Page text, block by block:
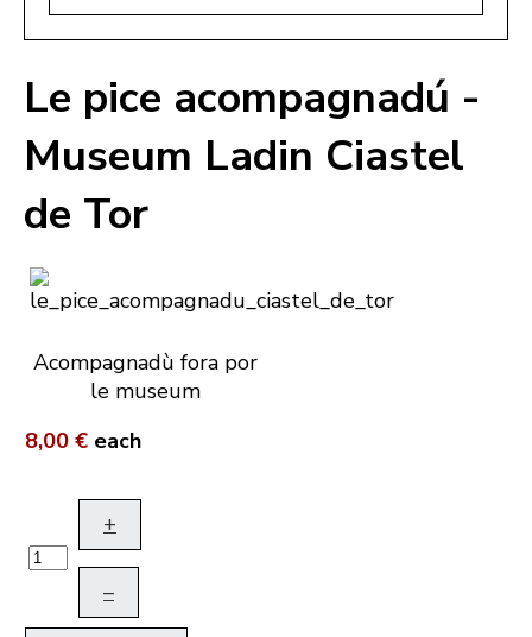
Le pice acompagnadú -
Museum Ladin Ciastel
de Tor
Acompagnadù fora por
le museum
8,00 € each
+
–